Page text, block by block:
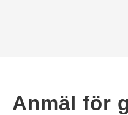
Anmäl för